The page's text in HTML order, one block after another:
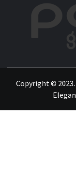
Copyright ©